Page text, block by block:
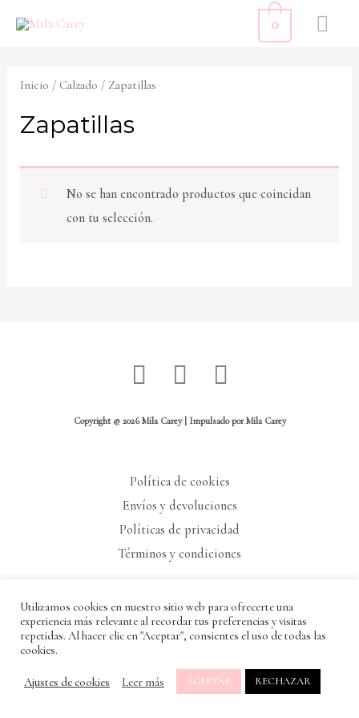
0
Inicio / Calzado / Zapatillas
Zapatillas
No se han encontrado productos que coincidan
con tu selección.
965400395
contacto@milacarey.com
C/ Al-shafra, 5 - Crevillente
Política de cookies
Envíos y devoluciones
Políticas de privacidad
Términos y condiciones
I
s
a
g
r
a
W
a
s
a
p
p
F
c
b
o
o
k
f
Copyright © 2026 Mila Carey | Impulsado por Mila Carey
Utilizamos cookies en nuestro sitio web para ofrecerte una
experiencia más relevante al recordar tus preferencias y visitas
repetidas. Al hacer clic en "Aceptar", consientes el uso de todas las
cookies.
Ajustes de cookies Leer más ACEPTAR RECHAZAR